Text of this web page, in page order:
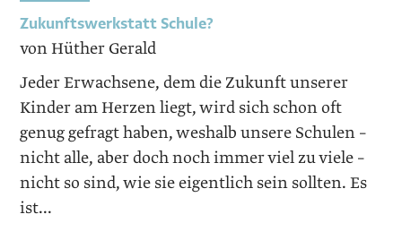
Zukunftswerkstatt Schule?
von Hüther Gerald
Jeder Erwachsene, dem die Zukunft unserer
Kinder am Herzen liegt, wird sich schon oft
genug gefragt haben, weshalb unsere Schulen –
nicht alle, aber doch noch immer viel zu viele –
nicht so sind, wie sie eigentlich sein sollten. Es
ist...